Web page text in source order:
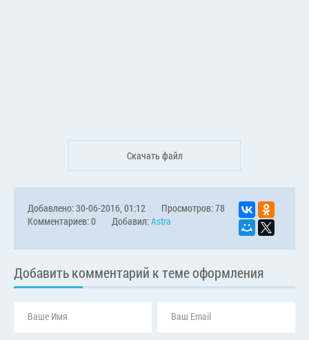
Скачать файл
Добавлено: 30-06-2016, 01:12
Просмотров: 78
Комментариев: 0
Добавил:Astra
Добавить комментарий к теме оформления